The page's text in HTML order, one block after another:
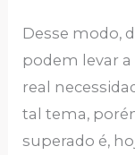
Desse modo,
podem levar a
real
tal tema,
superado é,